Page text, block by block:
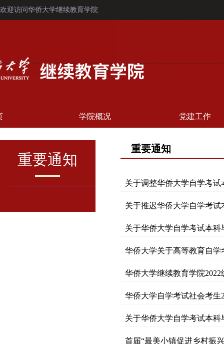
欢迎访问华侨大学继续教育学院
学院概况 党建工作
重要通知
重要通知
关于调整华侨大学自学考
关于推迟华侨大学自学考
关于华侨大学自学考试本
华侨大学关于高等教育自学
华侨大学继续教育学院
华侨大学自学考试社会考
关于华侨大学自学考试本
首届“最美小镇促进乡村振